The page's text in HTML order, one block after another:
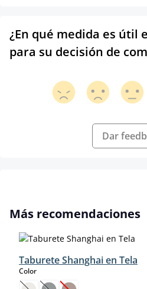
¿En qué medida es útil
para su decisión de
Dar
Omitir la galería de productos
Más recomendaciones
Taburete Shanghai en Tela
Colorselect